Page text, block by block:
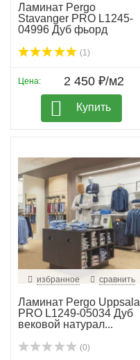
Ламинат Pergo
Stavanger PRO L1245-
04996 Дуб фьорд
(1)
Цена: 2 450 ₽/м2
Купить
избранное сравнить
Ламинат Pergo Uppsala
PRO L1249-05034 Дуб
вековой натурал...
(0)